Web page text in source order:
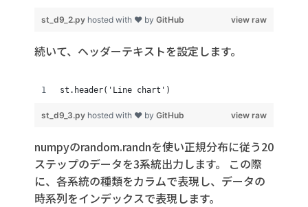
view raw
st_d9_2.py hosted with ❤ by GitHub
続いて、ヘッダーテキストを設定します。
st.header('Line chart')
view raw
st_d9_3.py hosted with ❤ by GitHub
numpyのrandom.randnを使い正規分布に従う20
ステップのデータを3系統出力します。 この際
に、各系統の種類をカラムで表現し、データの
時系列をインデックスで表現します。